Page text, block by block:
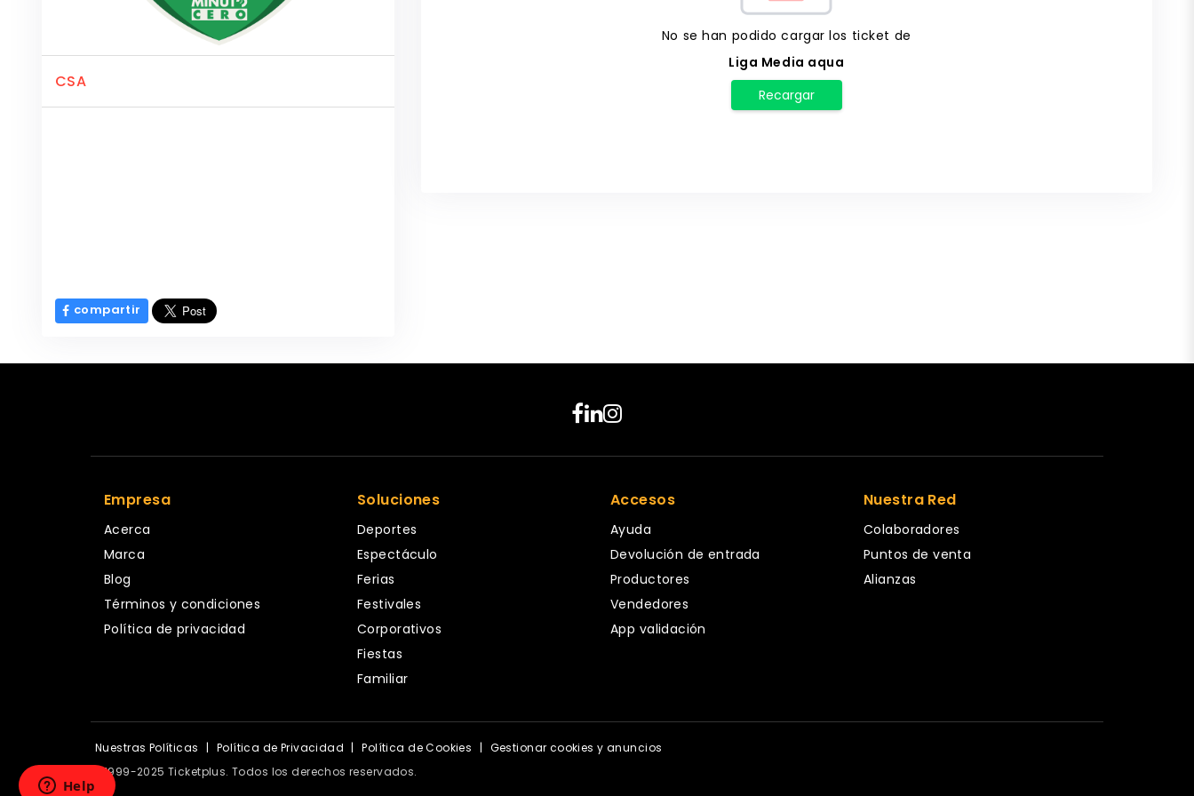
CSA
compartir
No se han podido cargar los ticket de
Liga Media aqua
Recargar
Empresa
Acerca
Marca
Blog
Términos y condiciones
Política de privacidad
Soluciones
Deportes
Espectáculo
Ferias
Festivales
Corporativos
Fiestas
Familiar
Accesos
Ayuda
Devolución de entrada
Productores
Vendedores
App validación
Nuestra Red
Colaboradores
Puntos de venta
Alianzas
Nuestras Políticas | Política de Privacidad | Política de Cookies | Gestionar cookies y anuncios
© 1999-2025 Ticketplus. Todos los derechos reservados.